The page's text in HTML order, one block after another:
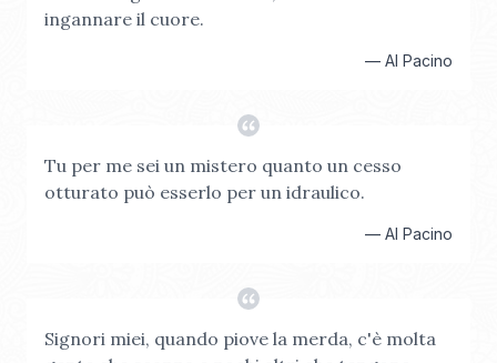
ingannare il cuore.
— Al Pacino
Tu per me sei un mistero quanto un cesso
otturato può esserlo per un idraulico.
— Al Pacino
Signori miei, quando piove la merda, c'è molta